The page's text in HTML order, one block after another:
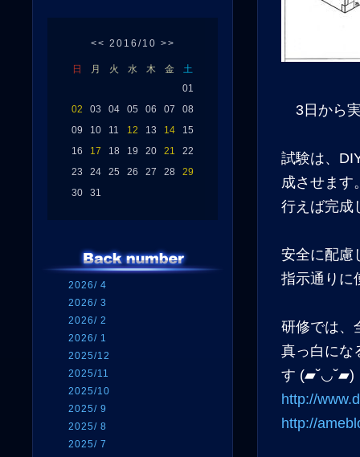
<< 2016/10 >>
日 月 火 水 木 金
土
01
02
03 04 05 06 07
08
09
10 11 12 13 14
15
16
17 18 19 20 21
22
23
24 25 26 27 28
29
30
31
2026/ 4
2026/ 3
2026/ 2
2026/ 1
2025/12
2025/11
2025/10
2025/ 9
2025/ 8
2025/ 7
3日から
試験は、
成させます
行えば完成
安全に配慮
指示通りに
研修では、
真っ白にな
す (▰˘◡˘▰)
http://
http://